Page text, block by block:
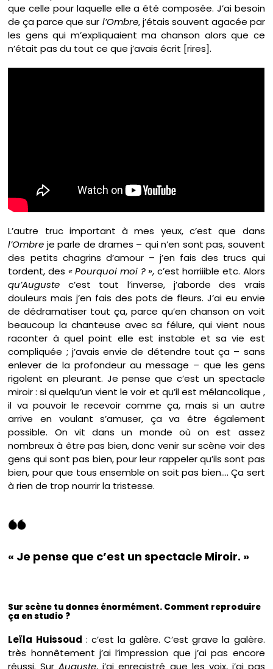
que celle pour laquelle elle a été composée. J’ai besoin
de ça parce que sur l’Ombre, j’étais souvent agacée par
les gens qui m’expliquaient ma chanson alors que ce
n’était pas du tout ce que j’avais écrit [rires].
L’autre truc important à mes yeux, c’est que dans
l’Ombre je parle de drames – qui n’en sont pas, souvent
des petits chagrins d’amour – j’en fais des trucs qui
tordent, des « Pourquoi moi ? », c’est horriiible etc. Alors
qu’Auguste c’est tout l’inverse, j’aborde des vrais
douleurs mais j’en fais des pots de fleurs. J’ai eu envie
de dédramatiser tout ça, parce qu’en chanson on voit
beaucoup la chanteuse avec sa félure, qui vient nous
raconter à quel point elle est instable et sa vie est
compliquée ; j’avais envie de détendre tout ça – sans
enlever de la profondeur au message – que les gens
rigolent en pleurant. Je pense que c’est un spectacle
miroir : si quelqu’un vient le voir et qu’il est mélancolique ,
il va pouvoir le recevoir comme ça, mais si un autre
arrive en voulant s’amuser, ça va être également
possible. On vit dans un monde où on est assez
nombreux à être pas bien, donc venir sur scène voir des
gens qui sont pas bien, pour leur rappeler qu’ils sont pas
bien, pour que tous ensemble on soit pas bien…. Ça sert
à rien de trop nourrir la tristesse.
« Je pense que c’est un spectacle Miroir. »
Sur scène tu donnes énormément. Comment reproduire
ça en studio ?
Leïla Huissoud : c’est la galère. C’est grave la galère.
très honnêtement j’ai l’impression que j’ai pas encore
réussi. SurAuguste, j’ai enregistré que les voix, j’ai pas